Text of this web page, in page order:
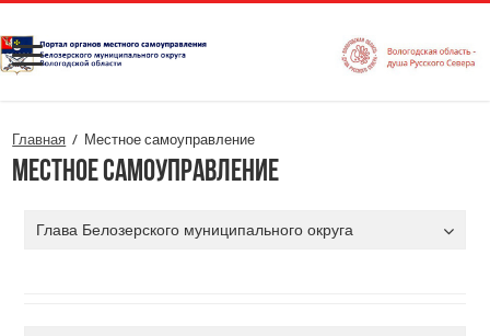
Главная / Местное самоуправление
Местное самоуправление
Глава Белозерского муниципального округа